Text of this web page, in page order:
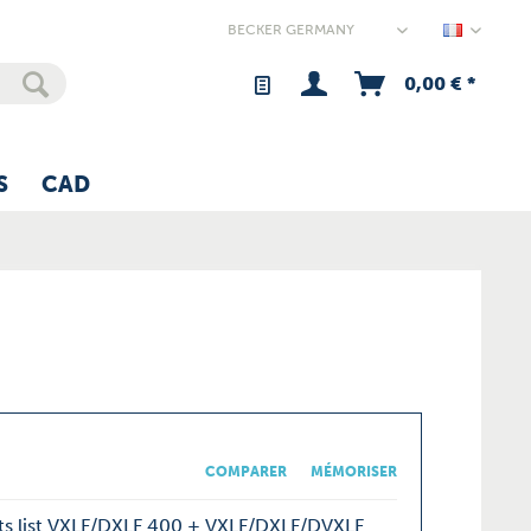
0,00 € *
CAD
COMPARER MÉMORISER
list VXLF/DXLF 400 + VXLF/DXLF/DVXLF